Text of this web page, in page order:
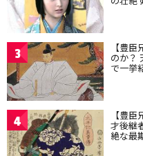
3 【豊
のか？
で一挙
4 【豊
才後継
絶な最